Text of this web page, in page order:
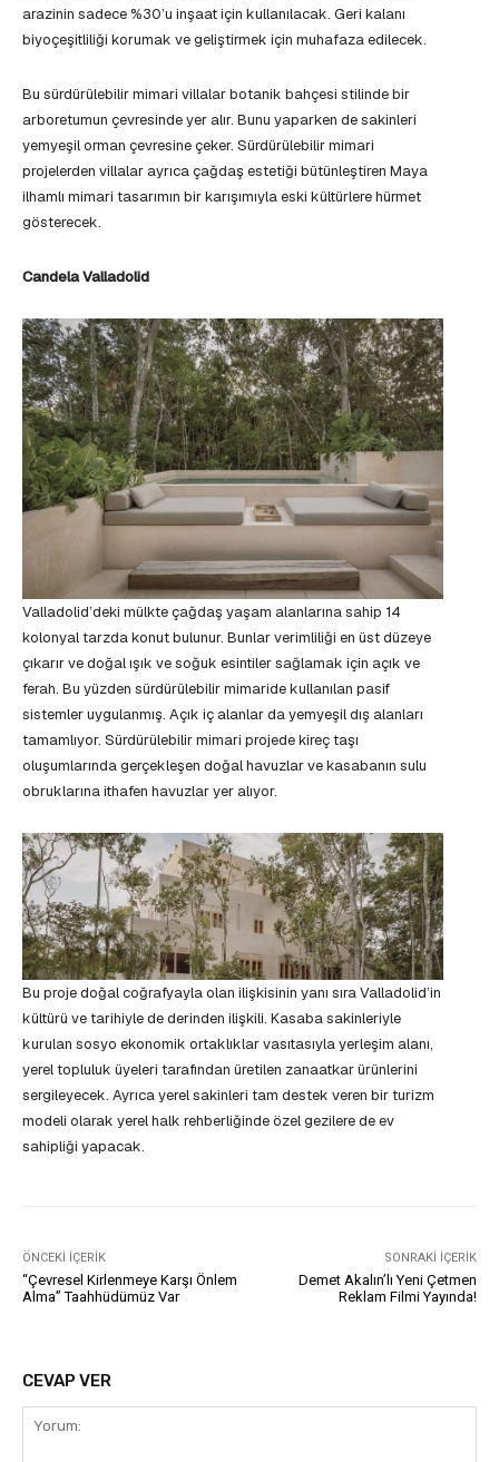
arazinin sadece %30’u inşaat için kullanılacak. Geri kalanı
biyoçeşitliliği korumak ve geliştirmek için muhafaza edilecek.
Bu sürdürülebilir mimari villalar botanik bahçesi stilinde bir
arboretumun çevresinde yer alır. Bunu yaparken de sakinleri
yemyeşil orman çevresine çeker. Sürdürülebilir mimari
projelerden villalar ayrıca çağdaş estetiği bütünleştiren Maya
ilhamlı mimari tasarımın bir karışımıyla eski kültürlere hürmet
gösterecek.
Candela Valladolid
Valladolid’deki mülkte çağdaş yaşam alanlarına sahip 14
kolonyal tarzda konut bulunur. Bunlar verimliliği en üst düzeye
çıkarır ve doğal ışık ve soğuk esintiler sağlamak için açık ve
ferah. Bu yüzden sürdürülebilir mimaride kullanılan pasif
sistemler uygulanmış. Açık iç alanlar da yemyeşil dış alanları
tamamlıyor. Sürdürülebilir mimari projede kireç taşı
oluşumlarında gerçekleşen doğal havuzlar ve kasabanın sulu
obruklarına ithafen havuzlar yer alıyor.
Bu proje doğal coğrafyayla olan ilişkisinin yanı sıra Valladolid’in
kültürü ve tarihiyle de derinden ilişkili. Kasaba sakinleriyle
kurulan sosyo ekonomik ortaklıklar vasıtasıyla yerleşim alanı,
yerel topluluk üyeleri tarafından üretilen zanaatkar ürünlerini
sergileyecek. Ayrıca yerel sakinleri tam destek veren bir turizm
modeli olarak yerel halk rehberliğinde özel gezilere de ev
sahipliği yapacak.
ÖNCEKI İÇERIK
“Çevresel Kirlenmeye Karşı Önlem
Alma” Taahhüdümüz Var
SONRAKI İÇERIK
Demet Akalın’lı Yeni Çetmen
Reklam Filmi Yayında!
CEVAP VER